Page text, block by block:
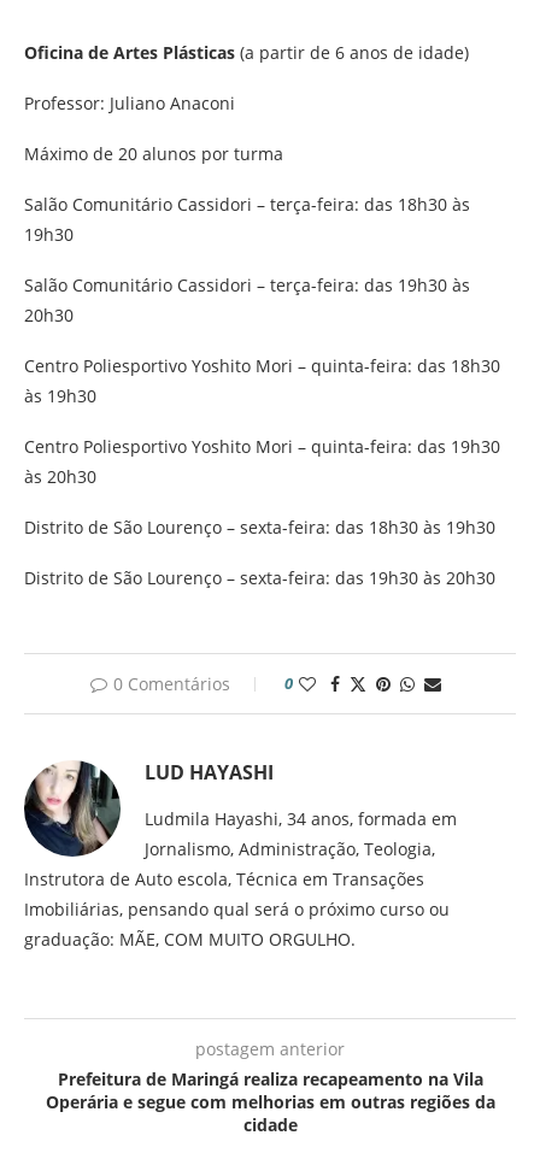
Oficina de Artes Plásticas (a partir de 6 anos de idade)
Professor: Juliano Anaconi
Máximo de 20 alunos por turma
Salão Comunitário Cassidori – terça-feira: das 18h30 às
19h30
Salão Comunitário Cassidori – terça-feira: das 19h30 às
20h30
Centro Poliesportivo Yoshito Mori – quinta-feira: das 18h30
às 19h30
Centro Poliesportivo Yoshito Mori – quinta-feira: das 19h30
às 20h30
Distrito de São Lourenço – sexta-feira: das 18h30 às 19h30
Distrito de São Lourenço – sexta-feira: das 19h30 às 20h30
0 Comentários 0
LUD HAYASHI
Ludmila Hayashi, 34 anos, formada em
Jornalismo, Administração, Teologia,
Instrutora de Auto escola, Técnica em Transações
Imobiliárias, pensando qual será o próximo curso ou
graduação: MÃE, COM MUITO ORGULHO.
postagem anterior
Prefeitura de Maringá realiza recapeamento na Vila
Operária e segue com melhorias em outras regiões da
cidade